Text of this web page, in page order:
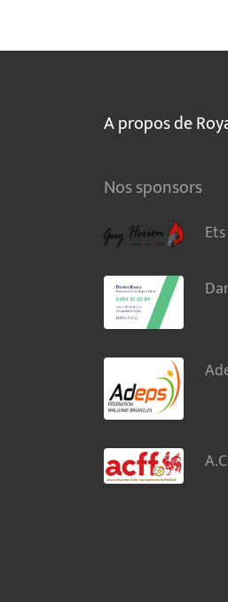
A propos de
Nos sponsors